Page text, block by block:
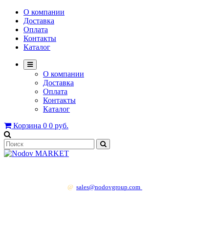
О компании
Доставка
Оплата
Контакты
Каталог
О компании
Доставка
Оплата
Контакты
Каталог
Корзина 0 0 руб.
@ sales@nodovgroup.com